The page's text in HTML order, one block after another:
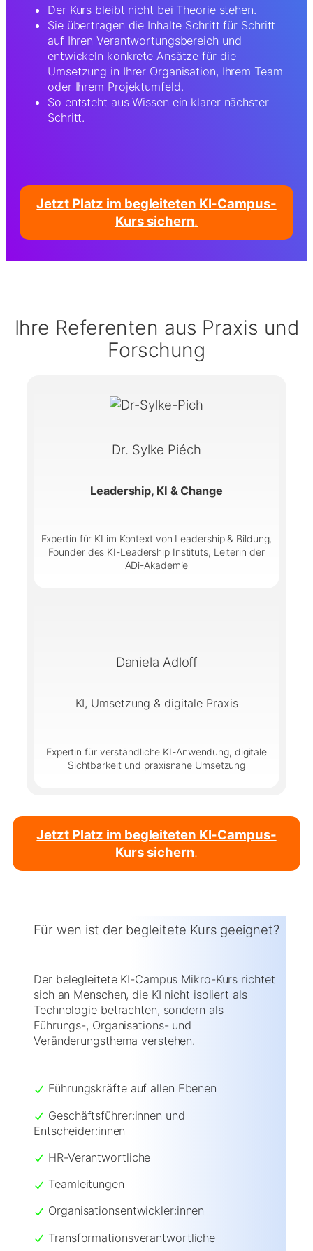
Der Kurs bleibt nicht bei Theorie stehen.
Sie übertragen die Inhalte Schritt für Schritt
auf Ihren Verantwortungsbereich und
entwickeln konkrete Ansätze für die
Umsetzung in Ihrer Organisation, Ihrem Team
oder Ihrem Projektumfeld.
So entsteht aus Wissen ein klarer nächster
Schritt.
Jetzt Platz im begleiteten KI-Campus-
Kurs sichern.
Ihre Referenten aus Praxis und
Forschung
Dr. Sylke Piéch
Leadership, KI & Change
Expertin für KI im Kontext von Leadership & Bildung,
Founder des KI-Leadership Instituts, Leiterin der
ADi-Akademie
Daniela Adloff
KI, Umsetzung & digitale Praxis
Expertin für verständliche KI-Anwendung, digitale
Sichtbarkeit und praxisnahe Umsetzung
Jetzt Platz im begleiteten KI-Campus-
Kurs sichern.
Für wen ist der begleitete Kurs geeignet?
Der belegleitete KI-Campus Mikro-Kurs richtet
sich an Menschen, die KI nicht isoliert als
Technologie betrachten, sondern als
Führungs-, Organisations- und
Veränderungsthema verstehen.
Führungskräfte auf allen Ebenen
Geschäftsführer:innen und
Entscheider:innen
HR-Verantwortliche
Teamleitungen
Organisationsentwickler:innen
Transformationsverantwortliche